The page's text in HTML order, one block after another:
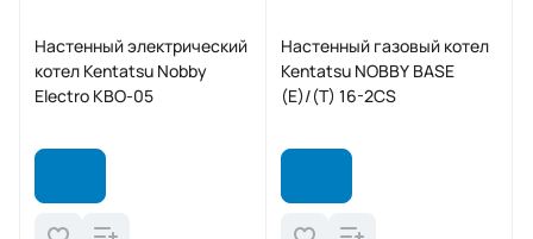
Настенный электрический
котел Kentatsu Nobby
Electro KBO-05
Настенный газовый котел
Kentatsu NOBBY BASE
(E)/(T) 16-2CS